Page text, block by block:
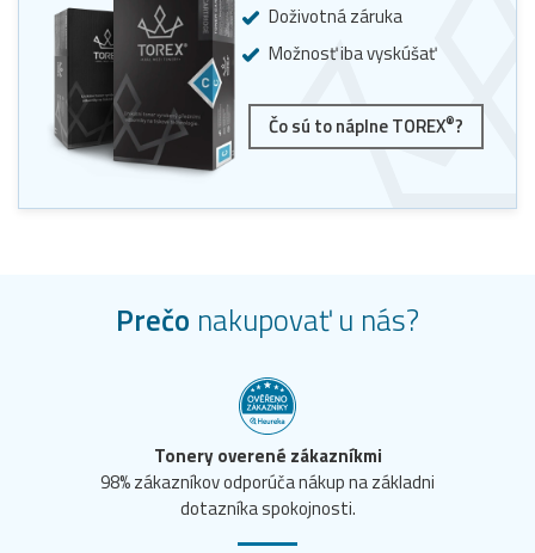
Doživotná záruka
Možnosť iba vyskúšať
Čo sú to náplne TOREX®?
Prečo nakupovať u nás?
Tonery overené zákazníkmi
98% zákazníkov odporúča nákup na základni
dotazníka spokojnosti.